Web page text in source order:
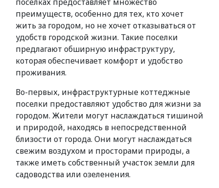
преимуществ, особенно для тех, кто хочет
жить за городом, но не хочет отказываться от
удобств городской жизни. Такие поселки
предлагают обширную инфраструктуру,
которая обеспечивает комфорт и удобство
проживания.
Во-первых, инфраструктурные коттеджные
поселки предоставляют удобство для жизни за
городом. Жители могут наслаждаться тишиной
и природой, находясь в непосредственной
близости от города. Они могут наслаждаться
свежим воздухом и просторами природы, а
также иметь собственный участок земли для
садоводства или озеленения.